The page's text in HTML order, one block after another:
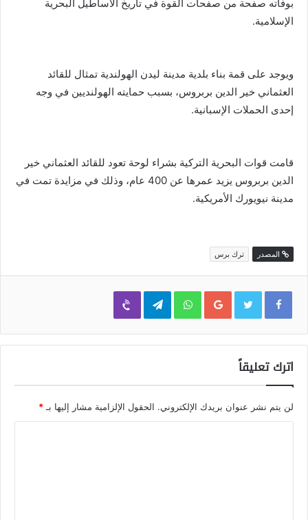
بوفاته صفحة من صفحات القوة في تاريخ الأساطيل البحرية
الإسلامية.
ويوجد على قمة بناء بلدية مدينة ليدن الهولندية تمثال للقائد
العثماني خير الدين بربروس، بسبب حمايته الهولنديين في وجه
إحدى الحملات الإسبانية.
قامت قوات البحرية التركية بشراء لوحة تعود للقائد العثماني خير
الدين بربروس يزيد عمرها عن 400 عام، وذلك في مزايدة تمت في
مدينة نيويورك الأمريكية.
المصدر ترك برس
Google+
WhatsApp
Telegram
Viber
اترك تعليقاً
لن يتم نشر عنوان بريدك الإلكتروني. الحقول الإلزامية مشار إليها بـ *